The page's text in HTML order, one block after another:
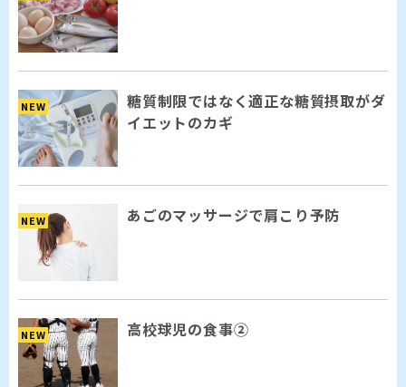
NEW
糖質制限ではなく適正な糖質摂取がダ
イエットのカギ
NEW あごのマッサージで肩こり予防
NEW 高校球児の食事②